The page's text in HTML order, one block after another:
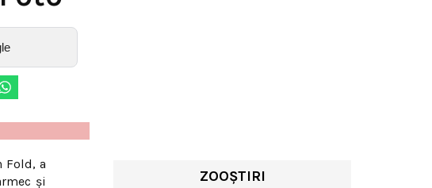
Fold, a
şi
ZOOȘTIRI